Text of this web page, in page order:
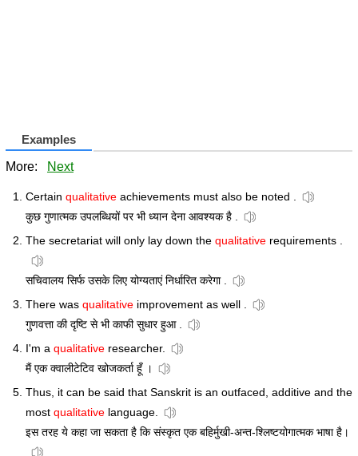
Examples
More: Next
Certain qualitative achievements must also be noted .
कुछ गुणात्मक उपलब्धियों पर भी ध्यान देना आवश्यक है .
The secretariat will only lay down the qualitative requirements .
सचिवालय सिर्फ उसके लिए योग्यताएं निर्धारित करेगा .
There was qualitative improvement as well .
गुणवत्ता की दृष्टि से भी काफी सुधार हुआ .
I'm a qualitative researcher.
मैं एक क्वालीटेटिव खोजकर्ता हूँ ।
Thus, it can be said that Sanskrit is an outfaced, additive and the
most qualitative language.
इस तरह ये कहा जा सकता है कि संस्कृत एक बहिर्मुखी-अन्त-श्लिष्टयोगात्मक भाषा है।